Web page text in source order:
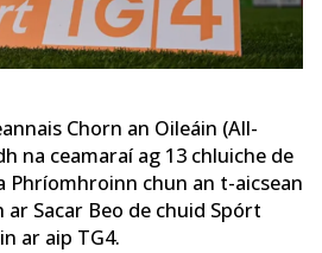
Chorn an Oileáin (All-
na ceamaraí ag 13 chluiche de
Phríomhroinn chun an t-aicsean
Sacar Beo de chuid Spórt
ar aip TG4.